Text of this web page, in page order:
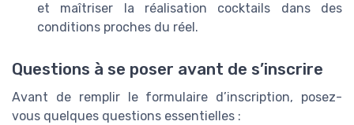
et maîtriser la réalisation cocktails dans des
conditions proches du réel.
Questions à se poser avant de s’inscrire
Avant de remplir le formulaire d’inscription, posez-
vous quelques questions essentielles :